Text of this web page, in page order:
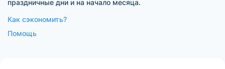
праздничные дни и на начало месяца.
Как сэкономить?
Помощь